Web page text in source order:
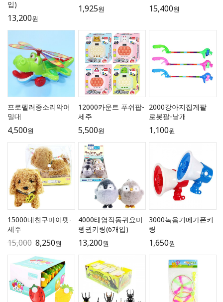
입)
13,200원
1,925원 15,400원
프로펠러종소리악어
밀대
4,500원
12000카운트 푸쉬팝-
세주
5,500원
2000강아지집게팔
로봇팔-낱개
1,100원
15000내친구마이펫-
세주
15,000 8,250원
4000태엽작동귀요미
펭귄키링(6개입)
13,200원
3000녹음기메가폰키
링
1,650원